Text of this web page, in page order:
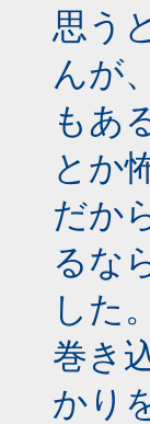
思う
んが
もあ
とか
だか
るな
した。
巻き
かり